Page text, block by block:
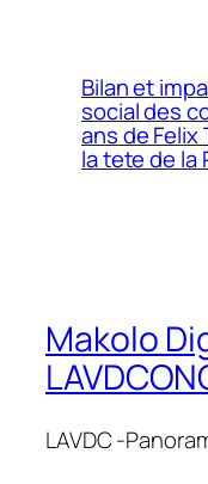
Bilan et
social des
ans de Felix
la tete de la
Makolo
LAVDC -